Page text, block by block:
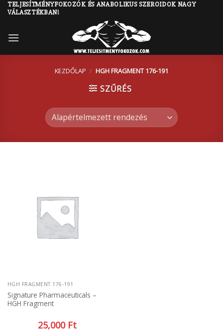
SkipTELJESÍTMÉNYFOKOZÓK ÉS ANABOLIKUS SZEROIDOK NAGY
VÁLASZTÉKBAN!
KEZDŐLAP / HGH FRAGMENT 176-191
SZŰRÉS
HGH FRAGMENT 176-191
Signature Pharmaceuticals –
HGH Fragment
25,000 Ft